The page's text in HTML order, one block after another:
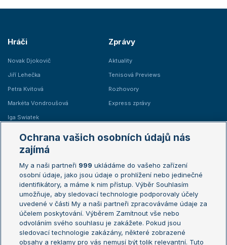
Hráči
Novak Djokovič
Jiří Lehečka
Petra Kvitová
Markéta Vondroušová
Iga Swiatek
Zprávy
Aktuality
Tenisová Previews
Rozhovory
Express zprávy
Žebříčky
Žebříček ATP (muži)
Žebříček WTA (ženy)
Sázkařský žebříček
Australian Open
French Open
Wimbledon
US Open
Turnaj mistrů
Turnaj mistryň
Ochrana vašich osobních údajů nás
zajímá
My a naši partneři 999 ukládáme do vašeho zařízení
osobní údaje, jako jsou údaje o prohlížení nebo jedinečné
identifikátory, a máme k nim přístup. Výběr Souhlasím
umožňuje, aby sledovací technologie podporovaly účely
uvedené v části My a naši partneři zpracováváme údaje za
účelem poskytování. Výběrem Zamítnout vše nebo
odvoláním svého souhlasu je zakážete. Pokud jsou
sledovací technologie zakázány, některé zobrazené
obsahy a reklamy pro vás nemusí být tolik relevantní. Tuto